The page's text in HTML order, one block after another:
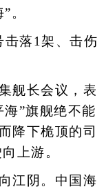
。
落1架、击伤
舰长会议，表
”旗舰绝不能
降下桅顶的司
上游。
江阴。中国海